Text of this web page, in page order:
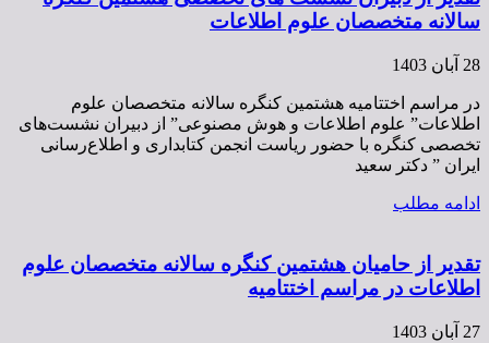
سالانه متخصصان علوم اطلاعات
28 آبان 1403
در مراسم اختتامیه هشتمین کنگره سالانه متخصصان علوم
اطلاعات” علوم اطلاعات و هوش مصنوعی” از دبیران نشست‌های
تخصصی کنگره با حضور ریاست انجمن کتابداری و اطلاع‌رسانی
ایران ” دکتر سعید
ادامه مطلب
تقدیر از حامیان هشتمین کنگره سالانه متخصصان علوم
اطلاعات در مراسم اختتامیه
27 آبان 1403